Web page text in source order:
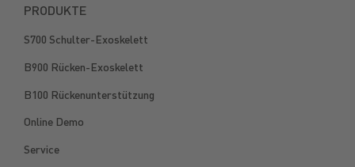
PRODUKTE
S700 Schulter-Exoskelett
B900 Rücken-Exoskelett
B100 Rückenunterstützung
Online Demo
Service